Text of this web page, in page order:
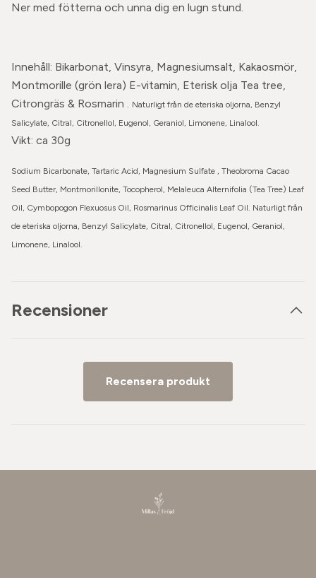
Ner med fötterna och unna dig en lugn stund.
Innehåll: Bikarbonat, Vinsyra, Magnesiumsalt, Kakaosmör,
Montmorille (grön lera) E-vitamin, Eterisk olja Tea tree,
Citrongräs & Rosmarin . Naturligt från de eteriska oljorna, Benzyl
Salicylate, Citral, Citronellol, Eugenol, Geraniol, Limonene, Linalool.
Vikt: ca 30g
Sodium Bicarbonate, Tartaric Acid, Magnesium Sulfate , Theobroma Cacao
Seed Butter, Montmorillonite, Tocopherol, Melaleuca Alternifolia (Tea Tree) Leaf
Oil, Cymbopogon Flexuosus Oil, Rosmarinus Officinalis Leaf Oil. Naturligt från
de eteriska oljorna, Benzyl Salicylate, Citral, Citronellol, Eugenol, Geraniol,
Limonene, Linalool.
Recensioner
Recensera produkt